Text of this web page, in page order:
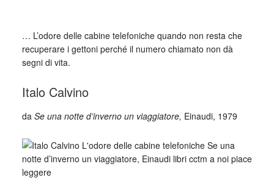
… L’odore delle cabine telefoniche quando non resta che
recuperare i gettoni perché il numero chiamato non dà
segni di vita.
Italo Calvino
da Se una notte d’inverno un viaggiatore, Einaudi, 1979